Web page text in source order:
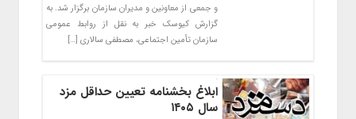
و جمعی از معاونین و مدیران سازمان برگزار شد. به
گزارش کیوسک خبر به نقل از روابط عمومی
سازمان تأمین اجتماعی، مصطفی سالاری […]
ابلاغ بخشنامه تعیین حداقل مزد
سال ۱۴۰۵